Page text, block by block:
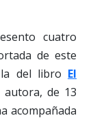
cuatro
de este
del libro El
autora, de 13
acompañada